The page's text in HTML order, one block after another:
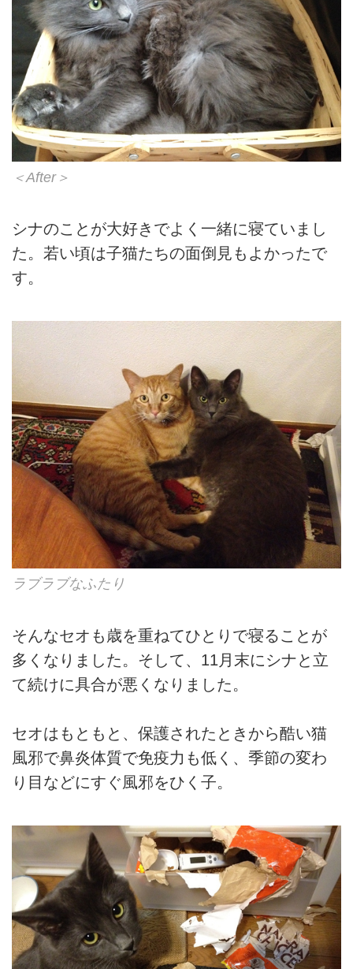
＜After＞
シナのことが大好きでよく一緒に寝ていまし
た。若い頃は子猫たちの面倒見もよかったで
す。
ラブラブなふたり
そんなセオも歳を重ねてひとりで寝ることが
多くなりました。そして、11月末にシナと立
て続けに具合が悪くなりました。
セオはもともと、保護されたときから酷い猫
風邪で鼻炎体質で免疫力も低く、季節の変わ
り目などにすぐ風邪をひく子。